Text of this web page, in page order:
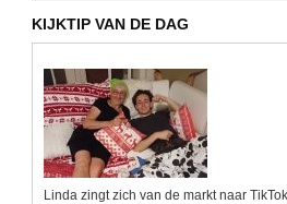
KIJKTIP VAN DE DAG
Linda zingt zich van de markt naar